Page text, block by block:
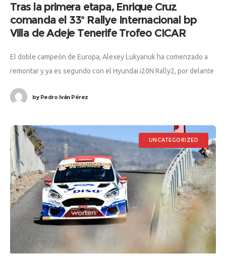
Tras la primera etapa, Enrique Cruz
comanda el 33º Rallye Internacional bp
Villa de Adeje Tenerife Trofeo CICAR
El doble campeón de Europa, Alexey Lukyanuk ha comenzado a
remontar y ya es segundo con el Hyundai i20N Rally2, por delante
byPedro Iván Pérez
UNCATEGORIZED